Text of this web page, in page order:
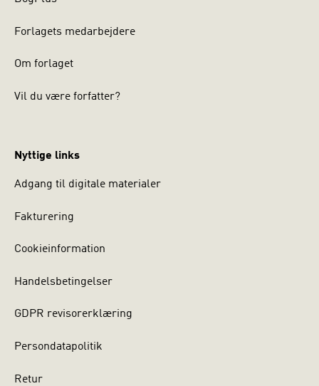
Forlagets medarbejdere
Om forlaget
Vil du være forfatter?
Nyttige links
Adgang til digitale materialer
Fakturering
Cookieinformation
Handelsbetingelser
GDPR revisorerklæring
Persondatapolitik
Retur